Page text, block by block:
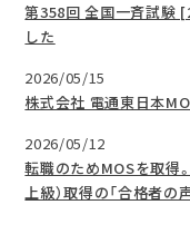
第358回 全国一斉試験
した
2026/05/15
株式会社 電通東日本
2026/05/12
転職のためMOSを取得
上級）取得の「合格者の声